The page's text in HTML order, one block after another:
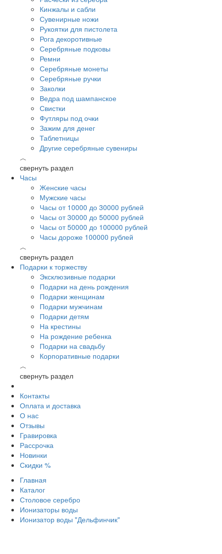
Кинжалы и сабли
Сувенирные ножи
Рукоятки для пистолета
Рога декоротивные
Серебряные подковы
Ремни
Серебряные монеты
Серебряные ручки
Заколки
Ведра под шампанское
Свистки
Футляры под очки
Зажим для денег
Таблетницы
Другие серебряные сувениры
︿
свернуть раздел
Часы
Женские часы
Мужские часы
Часы от 10000 до 30000 рублей
Часы от 30000 до 50000 рублей
Часы от 50000 до 100000 рублей
Часы дороже 100000 рублей
︿
свернуть раздел
Подарки к торжеству
Эксклюзивные подарки
Подарки на день рождения
Подарки женщинам
Подарки мужчинам
Подарки детям
На крестины
На рождение ребенка
Подарки на свадьбу
Корпоративные подарки
︿
свернуть раздел
Контакты
Оплата и доставка
О нас
Отзывы
Гравировка
Рассрочка
Новинки
Скидки %
Главная
Каталог
Столовое серебро
Ионизаторы воды
Ионизатор воды "Дельфинчик"